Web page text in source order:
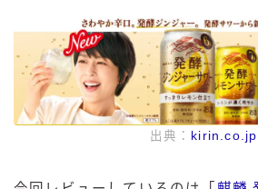
出典： kirin.co.jp